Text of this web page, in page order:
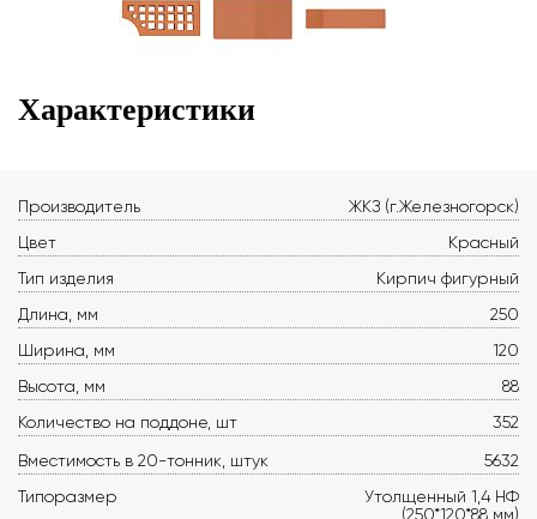
Характеристики
Производитель
ЖКЗ (г.Железногорск)
Цвет
Красный
Тип изделия
Кирпич фигурный
Длина, мм
250
Ширина, мм
120
Высота, мм
88
Количество на поддоне, шт
352
Вместимость в 20-тонник, штук
5632
Типоразмер
Утолщенный 1,4 НФ
(250*120*88 мм)